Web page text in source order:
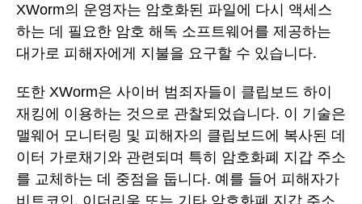
XWorm의 운영자는 암호화된 파일에 다시 액세스
하는 데 필요한 암호 해독 소프트웨어를 제공하는
대가로 피해자에게 지불을 요구할 수 있습니다.
또한 XWorm은 사이버 범죄자들이 클립보드 하이
재킹에 이용하는 것으로 관찰되었습니다. 이 기술은
맬웨어 모니터링 및 피해자의 클립보드에 복사된 데
이터 가로채기와 관련되며 특히 암호화폐 지갑 주소
를 교체하는 데 중점을 둡니다. 예를 들어 피해자가